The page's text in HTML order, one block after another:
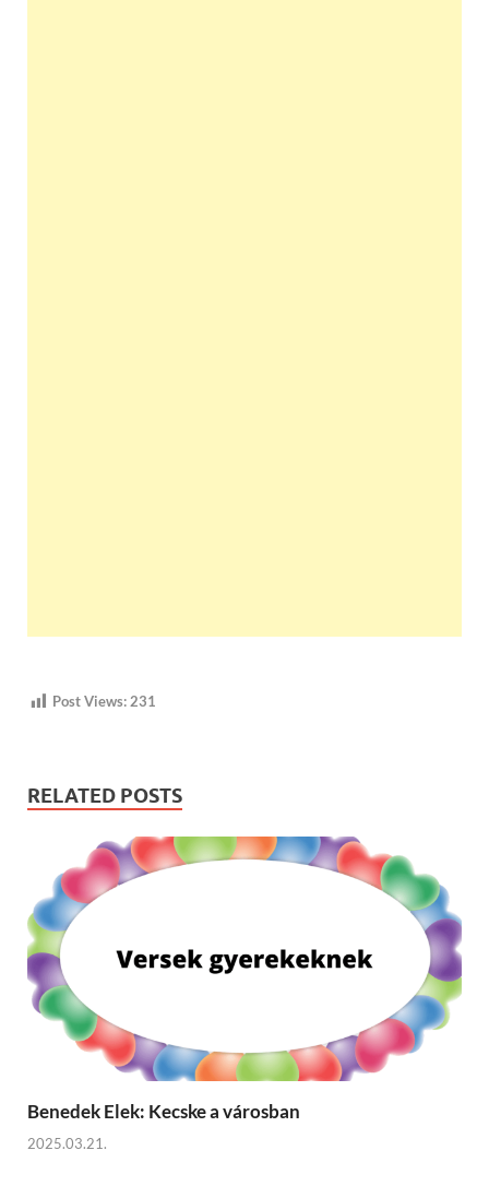
Post Views:231
RELATED POSTS
Benedek Elek: Kecske a városban
2025.03.21.